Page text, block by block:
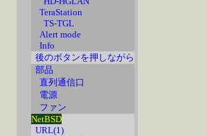
TeraStation
TS-TGL
Alert mode
Info
後のボタンを押しながら
部品
直列通信口
電源
ファン
NetBSD
URL(1)